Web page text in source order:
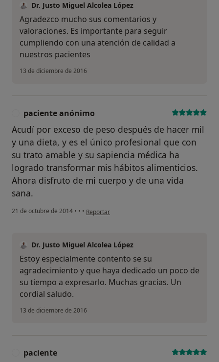
Dr. Justo Miguel Alcolea López
Agradezco mucho sus comentarios y
valoraciones. Es importante para seguir
cumpliendo con una atención de calidad a
nuestros pacientes
13 de diciembre de 2016
paciente anónimo
Acudí por exceso de peso después de hacer mil
y una dieta, y es el único profesional que con
su trato amable y su sapiencia médica ha
logrado transformar mis hábitos alimenticios.
Ahora disfruto de mi cuerpo y de una vida
sana.
21 de octubre de 2014 • • • en opinión del usuario paciente anónimo
Reportar
Dr. Justo Miguel Alcolea López
Estoy especialmente contento se su
agradecimiento y que haya dedicado un poco de
su tiempo a expresarlo. Muchas gracias. Un
cordial saludo.
13 de diciembre de 2016
paciente